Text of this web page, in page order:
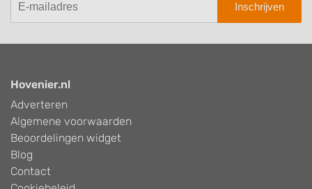
Inschrijven
Hovenier.nl
Adverteren
Algemene voorwaarden
Beoordelingen widget
Blog
Contact